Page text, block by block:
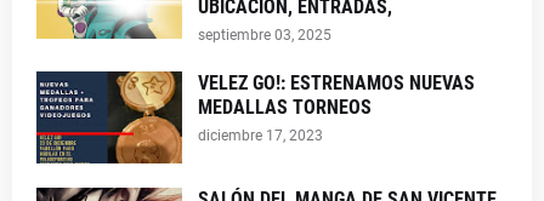
UBICACION, ENTRADAS,
septiembre 03, 2025
VELEZ GO!: ESTRENAMOS NUEVAS
MEDALLAS TORNEOS
diciembre 17, 2023